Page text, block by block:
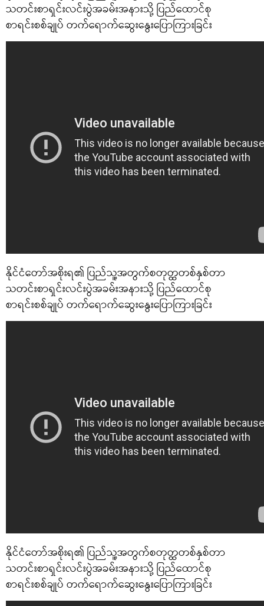
သတင်းစာရှင်းလင်းပွဲအခမ်းအနားသို့ ပြည်ထောင်စု
စာရင်းစစ်ချုပ် တက်ရောက်ဆွေးနွေးပြောကြားခြင်း
နိုင်ငံတော်အစိုးရ၏ ပြည်သူ့အတွက်စတုတ္ထတစ်နှစ်တာ
သတင်းစာရှင်းလင်းပွဲအခမ်းအနားသို့ ပြည်ထောင်စု
စာရင်းစစ်ချုပ် တက်ရောက်ဆွေးနွေးပြောကြားခြင်း
နိုင်ငံတော်အစိုးရ၏ ပြည်သူ့အတွက်စတုတ္ထတစ်နှစ်တာ
သတင်းစာရှင်းလင်းပွဲအခမ်းအနားသို့ ပြည်ထောင်စု
စာရင်းစစ်ချုပ် တက်ရောက်ဆွေးနွေးပြောကြားခြင်း